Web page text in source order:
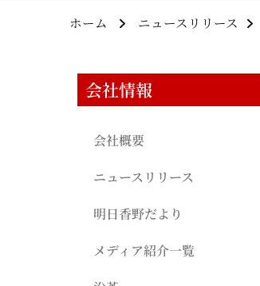
ホーム ニュースリリース
会社情報
会社概要
ニュースリリース
明日香野だより
メディア紹介一覧